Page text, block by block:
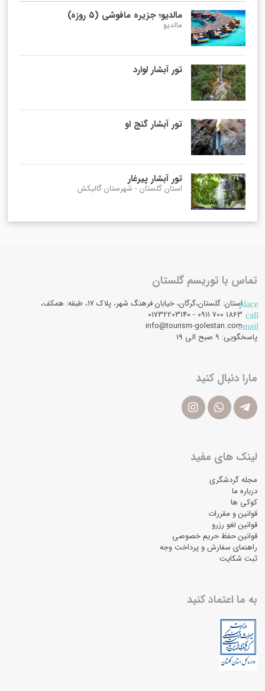
مالدیو؛ جزیره مافوشی (۵ روزه)
مالدیو
تور آبشار لوارد
تور آبشار گنج او
تور آبشار پیرغار
استان گلستان - شهرستان گالیکش
تماس با توریسم گلستان
placeاستان: گلستان،گرگان، خیابان فرهنگ شهر، پلاک 17، طبقه: همکف،
call
email
info@tourism-golestan.com
پاسخگویی: ۹ صبح الی 19
مارا دنبال کنید
لینک های مفید
مجله گردشگری
درباره ما
کوکی ها
قوانین و مقررات
قوانین لغو رزرو
قوانین حفظ حریم خصوصی
راهنمای سفارش و پرداخت وجه
ثبت شکایت
به ما اعتماد کنید